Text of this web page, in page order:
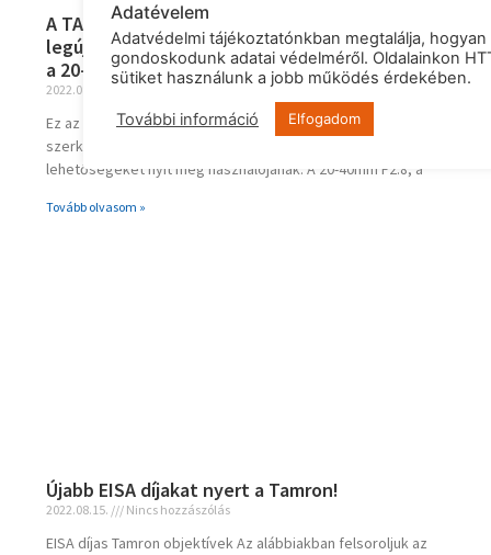
A TAMRON bejelentette a kategóriájában
legújabb és egyedülállóbb, standard zoomját
a 20-40mm F2.8 Di III VXD!
2022.08.17. Nincs hozzászólás
Ez az új objektív a legkompaktabb és a legkönnyebb
szerkezetű jelenleg a kategóriájában. Ezen kívül új videós
lehetőségeket nyit meg használójának. A 20-40mm F2.8, a
Tovább olvasom »
Újabb EISA díjakat nyert a Tamron!
2022.08.15. Nincs hozzászólás
EISA díjas Tamron objektívek Az alábbiakban felsoroljuk az
Adatévelem
Adatvédelmi tájékoztatónkban megtalálja, hogyan
gondoskodunk adatai védelméről. Oldalainkon
sütiket használunk a jobb működés érdekében.
További információ Elfogadom